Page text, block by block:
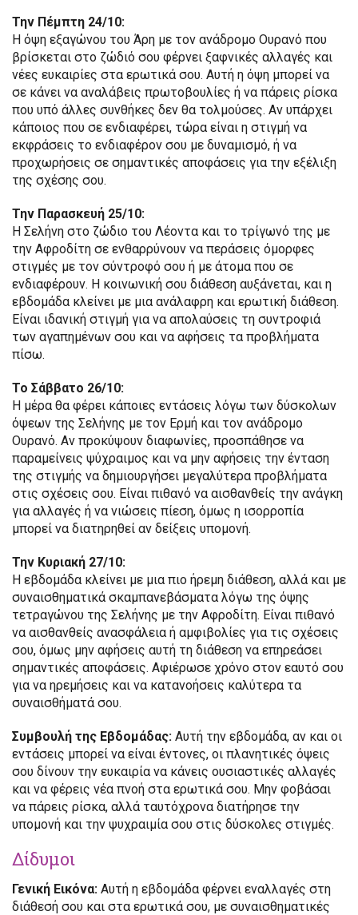
Την Πέμπτη 24/10:
Η όψη εξαγώνου του Άρη με τον ανάδρομο Ουρανό που
βρίσκεται στο ζώδιό σου φέρνει ξαφνικές αλλαγές και
νέες ευκαιρίες στα ερωτικά σου. Αυτή η όψη μπορεί να
σε κάνει να αναλάβεις πρωτοβουλίες ή να πάρεις ρίσκα
που υπό άλλες συνθήκες δεν θα τολμούσες. Αν υπάρχει
κάποιος που σε ενδιαφέρει, τώρα είναι η στιγμή να
εκφράσεις το ενδιαφέρον σου με δυναμισμό, ή να
προχωρήσεις σε σημαντικές αποφάσεις για την εξέλιξη
της σχέσης σου.
Την Παρασκευή 25/10:
Η Σελήνη στο ζώδιο του Λέοντα και το τρίγωνό της με
την Αφροδίτη σε ενθαρρύνουν να περάσεις όμορφες
στιγμές με τον σύντροφό σου ή με άτομα που σε
ενδιαφέρουν. Η κοινωνική σου διάθεση αυξάνεται, και η
εβδομάδα κλείνει με μια ανάλαφρη και ερωτική διάθεση.
Είναι ιδανική στιγμή για να απολαύσεις τη συντροφιά
των αγαπημένων σου και να αφήσεις τα προβλήματα
πίσω.
Το Σάββατο 26/10:
Η μέρα θα φέρει κάποιες εντάσεις λόγω των δύσκολων
όψεων της Σελήνης με τον Ερμή και τον ανάδρομο
Ουρανό. Αν προκύψουν διαφωνίες, προσπάθησε να
παραμείνεις ψύχραιμος και να μην αφήσεις την ένταση
της στιγμής να δημιουργήσει μεγαλύτερα προβλήματα
στις σχέσεις σου. Είναι πιθανό να αισθανθείς την ανάγκη
για αλλαγές ή να νιώσεις πίεση, όμως η ισορροπία
μπορεί να διατηρηθεί αν δείξεις υπομονή.
Την Κυριακή 27/10:
Η εβδομάδα κλείνει με μια πιο ήρεμη διάθεση, αλλά και με
συναισθηματικά σκαμπανεβάσματα λόγω της όψης
τετραγώνου της Σελήνης με την Αφροδίτη. Είναι πιθανό
να αισθανθείς ανασφάλεια ή αμφιβολίες για τις σχέσεις
σου, όμως μην αφήσεις αυτή τη διάθεση να επηρεάσει
σημαντικές αποφάσεις. Αφιέρωσε χρόνο στον εαυτό σου
για να ηρεμήσεις και να κατανοήσεις καλύτερα τα
συναισθήματά σου.
Συμβουλή της Εβδομάδας: Αυτή την εβδομάδα, αν και οι
εντάσεις μπορεί να είναι έντονες, οι πλανητικές όψεις
σου δίνουν την ευκαιρία να κάνεις ουσιαστικές αλλαγές
και να φέρεις νέα πνοή στα ερωτικά σου. Μην φοβάσαι
να πάρεις ρίσκα, αλλά ταυτόχρονα διατήρησε την
υπομονή και την ψυχραιμία σου στις δύσκολες στιγμές.
Δίδυμοι
Γενική Εικόνα: Αυτή η εβδομάδα φέρνει εναλλαγές στη
διάθεσή σου και στα ερωτικά σου, με συναισθηματικές